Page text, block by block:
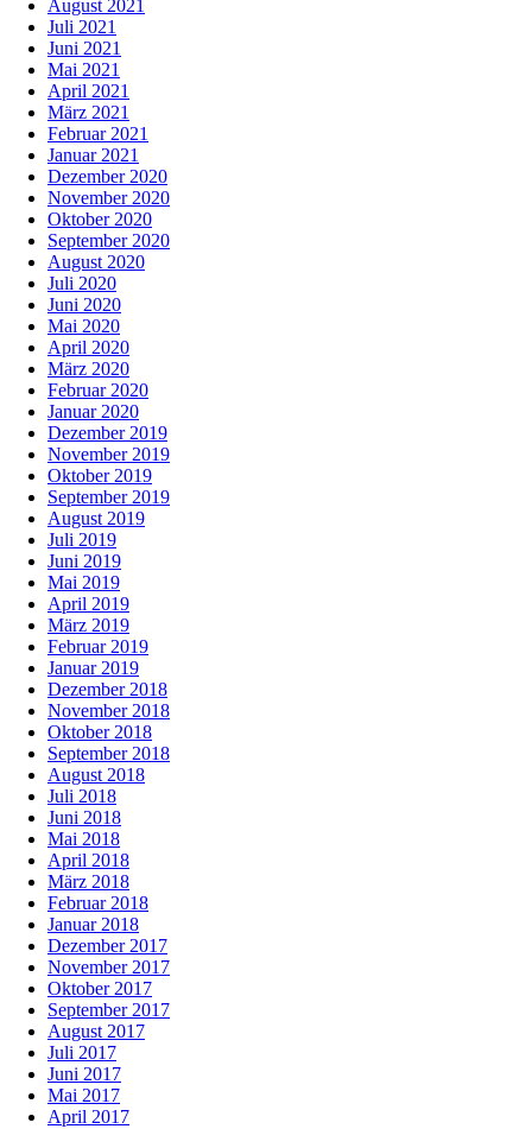
August 2021
Juli 2021
Juni 2021
Mai 2021
April 2021
März 2021
Februar 2021
Januar 2021
Dezember 2020
November 2020
Oktober 2020
September 2020
August 2020
Juli 2020
Juni 2020
Mai 2020
April 2020
März 2020
Februar 2020
Januar 2020
Dezember 2019
November 2019
Oktober 2019
September 2019
August 2019
Juli 2019
Juni 2019
Mai 2019
April 2019
März 2019
Februar 2019
Januar 2019
Dezember 2018
November 2018
Oktober 2018
September 2018
August 2018
Juli 2018
Juni 2018
Mai 2018
April 2018
März 2018
Februar 2018
Januar 2018
Dezember 2017
November 2017
Oktober 2017
September 2017
August 2017
Juli 2017
Juni 2017
Mai 2017
April 2017